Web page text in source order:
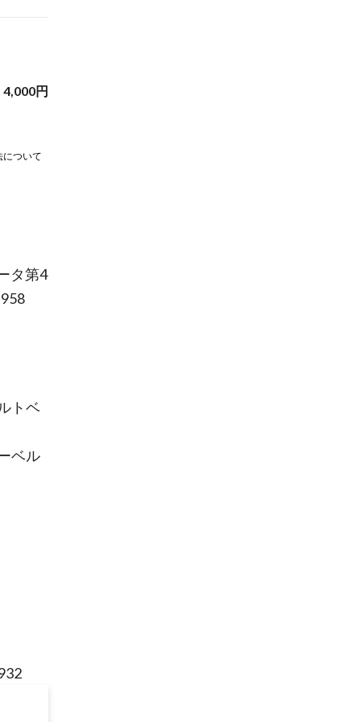
4,000円
について
タ第4
トベ
ベル